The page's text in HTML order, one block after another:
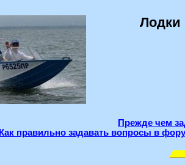
Лодки
Прежде чем
Как правильно задавать вопросы в